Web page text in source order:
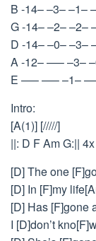
B -14– –3– –1–
G -14– –2– –2–
D -14– –0– –3–
A -12– —– –3–
E —– —– –1–
Intro:
[A(1)] [/////]
||: D F Am G:|| 4x
[D] The one
[D] In [F]my
[D] Has [F]gone
I [D]don’t